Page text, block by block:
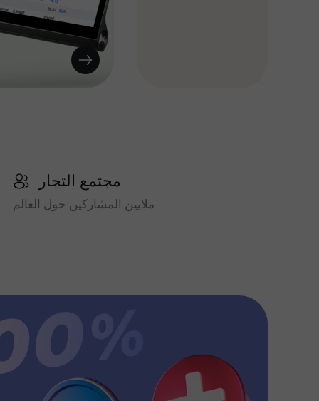
مجتمع التجار
ملايين المشاركين حول العالم